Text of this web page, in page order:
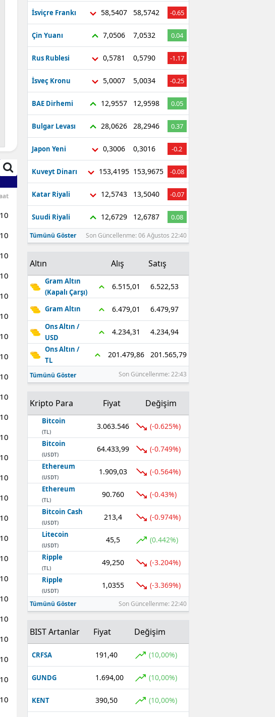
İsviçre Frankı 58,5407 58,5742 -0.65
Çin Yuanı 7,0506 7,0532 0.04
Rus Rublesi 0,5781 0,5790 -1.17
İsveç Kronu 5,0007 5,0034 -0.25
BAE Dirhemi 12,9557 12,9598 0.05
Bulgar Levası 28,0626 28,2946 0.37
Japon Yeni 0,3006 0,3016 -0.2
Kuveyt Dinarı 153,4195 153,9675 -0.08
Katar Riyali 12,5743 13,5040 -0.07
Suudi Riyali 12,6729 12,6787 0.08
Tümünü Göster Son Güncellenme: 06 Ağustos 22:40
Altın Alış Satış
Gram Altın
(Kapalı Çarşı)
6.515,01 6.522,53
Gram Altın 6.479,01 6.479,97
Ons Altın /
USD
4.234,31 4.234,94
Ons Altın /
TL
201.479,86 201.565,79
Tümünü Göster Son Güncellenme: 22:43
Kripto Para Fiyat Değişim
Bitcoin
(TL)
3.063.546 (-0.625%)
Bitcoin
(USDT)
64.433,99 (-0.749%)
Ethereum
(USDT)
1.909,03 (-0.564%)
Ethereum
(TL)
90.760 (-0.43%)
Bitcoin Cash
(USDT)
213,4 (-0.974%)
Litecoin
(USDT)
45,5 (0.442%)
Ripple
(TL)
49,250 (-3.204%)
Ripple
(USDT)
1,0355 (-3.369%)
Tümünü Göster Son Güncellenme: 22:40
BIST Artanlar Fiyat Değişim
CRFSA 191,40 (10,00%)
GUNDG 1.694,00 (10,00%)
KENT 390,50 (10,00%)